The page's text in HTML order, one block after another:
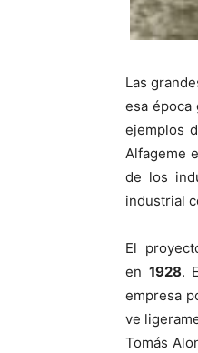
Las
esa
ejemplos
Alfageme
de los
industrial
El
en 1928.
empresa
ve
Tomás